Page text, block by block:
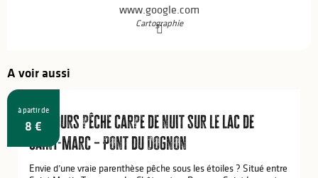
www.google.com
Cartographie
A voir aussi
à partir de
8 €
Parcours pêche carpe de nuit sur le lac de
Saint-Marc – Pont du Dognon
Envie d’une vraie parenthèse pêche sous les étoiles ? Situé entre